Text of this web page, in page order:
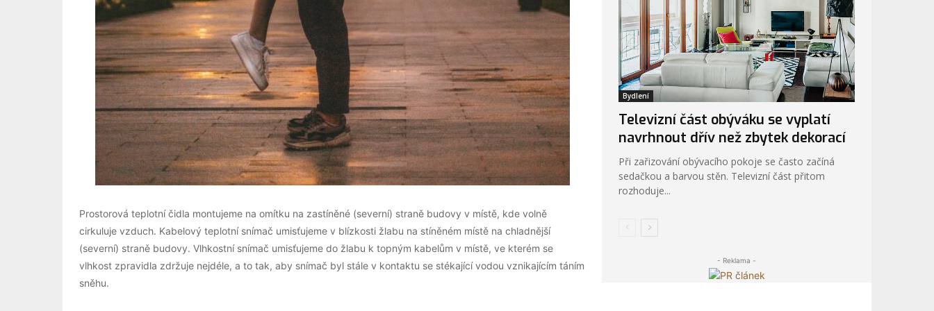
Prostorová teplotní čidla montujeme na omítku na zastíněné (severní) straně budovy v místě, kde volně
cirkuluje vzduch. Kabelový teplotní snímač umisťujeme v blízkosti žlabu na stíněném místě na chladnější
(severní) straně budovy. Vlhkostní snímač umisťujeme do žlabu k topným kabelům v místě, ve kterém se
vlhkost zpravidla zdržuje nejdéle, a to tak, aby snímač byl stále v kontaktu se stékající vodou vznikajícím táním
sněhu.
Bydlení
Televizní část obýváku se vyplatí
navrhnout dřív než zbytek dekorací
Při zařizování obývacího pokoje se často začíná
sedačkou a barvou stěn. Televizní část přitom
rozhoduje...
- Reklama -